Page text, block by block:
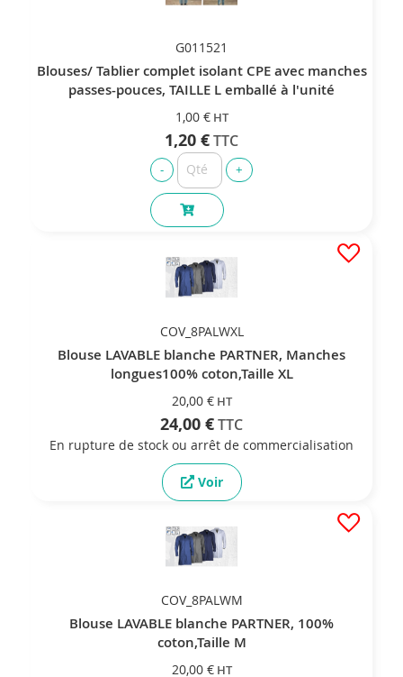
G011521
Blouses/ Tablier complet isolant CPE avec manches
passes-pouces, TAILLE L emballé à l'unité
1,00 €
1,20 €
COV_8PALWXL
Blouse LAVABLE blanche PARTNER, Manches
longues100% coton,Taille XL
20,00 €
24,00 €
En rupture de stock ou arrêt de commercialisation
Voir
COV_8PALWM
Blouse LAVABLE blanche PARTNER, 100%
coton,Taille M
20,00 €